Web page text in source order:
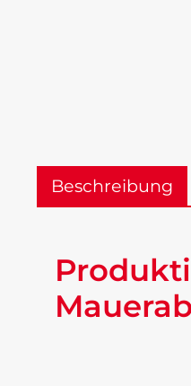
Beschreibung